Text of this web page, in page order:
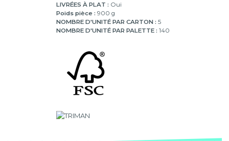
LIVRÉES À PLAT : Oui
Poids pièce : 900 g
NOMBRE D'UNITÉ PAR CARTON : 5
NOMBRE D'UNITÉ PAR PALETTE : 140